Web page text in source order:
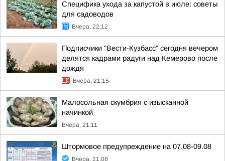
Специфика ухода за капустой в июле: советы
для садоводов
Вчера, 22:12
Подписчики "Вести-Кузбасс" сегодня вечером
делятся кадрами радуги над Кемерово после
дождя
Вчера, 21:15
Малосольная скумбрия с изысканной
начинкой
Вчера, 21:11
Штормовое предупреждение на 07.08-09.08
Вчера, 21:08